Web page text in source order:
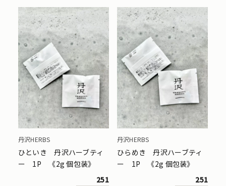
丹沢HERBS
ひといき 丹沢ハーブティ
ー 1P 《2g 個包装》
251
丹沢HERBS
ひらめき 丹沢ハーブティ
ー 1P 《2g 個包装》
251